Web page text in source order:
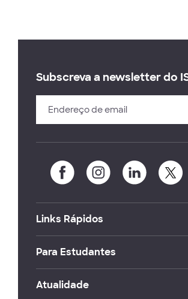
Subscreva a newsletter do
Links Rápidos
Para Estudantes
Atualidade